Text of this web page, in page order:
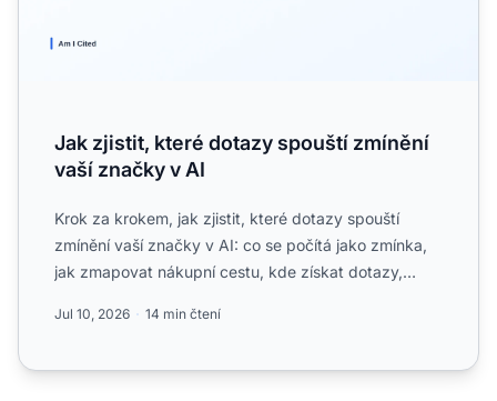
Jak zjistit, které dotazy spouští zmínění
vaší značky v AI
Krok za krokem, jak zjistit, které dotazy spouští
zmínění vaší značky v AI: co se počítá jako zmínka,
jak zmapovat nákupní cestu, kde získat dotazy,
Jul 10, 2026 14 min čtení